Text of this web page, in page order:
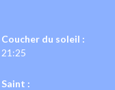
Coucher du soleil :
21:25
Saint :